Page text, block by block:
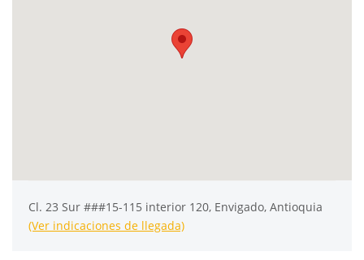
Cl. 23 Sur ###15-115 interior 120, Envigado, Antioquia
(Ver indicaciones de llegada)